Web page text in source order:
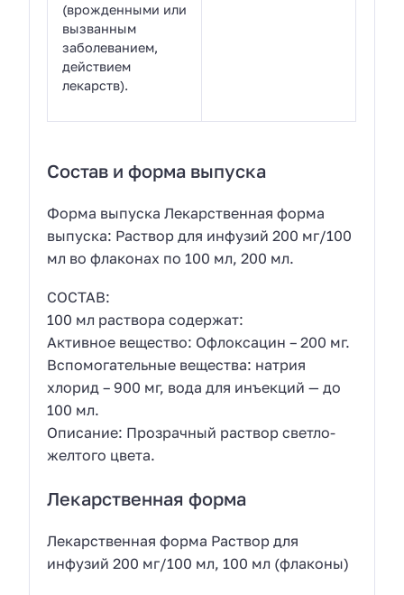
(врожденными или
вызванным
заболеванием,
действием
лекарств).
Состав и форма выпуска
Форма выпуска Лекарственная форма
выпуска: Раствор для инфузий 200 мг/100
мл во флаконах по 100 мл, 200 мл.
СОСТАВ:
100 мл раствора содержат:
Активное вещество: Офлоксацин – 200 мг.
Вспомогательные вещества: натрия
хлорид – 900 мг, вода для инъекций — до
100 мл.
Описание: Прозрачный раствор светло-
желтого цвета.
Лекарственная форма
Лекарственная форма Раствор для
инфузий 200 мг/100 мл, 100 мл (флаконы)